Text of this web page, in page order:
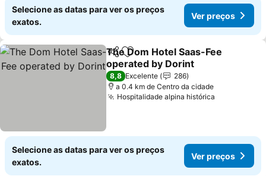
Selecione as datas para ver os preços
exatos.
Ver preços
PartilharAdicionar aos favoritos
The Dom Hotel Saas-Fee
operated by Dorint
8,8 Excelente
286
a 0.4 km de Centro da cidade
Hospitalidade alpina histórica
Selecione as datas para ver os preços
exatos.
Ver preços